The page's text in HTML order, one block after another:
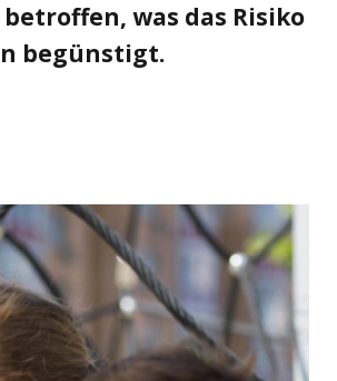
was das Risiko
begünstigt.